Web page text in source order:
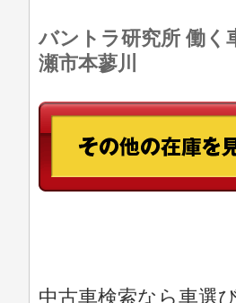
バントラ研究所 働
瀬市本蓼川
中古車検索なら車選